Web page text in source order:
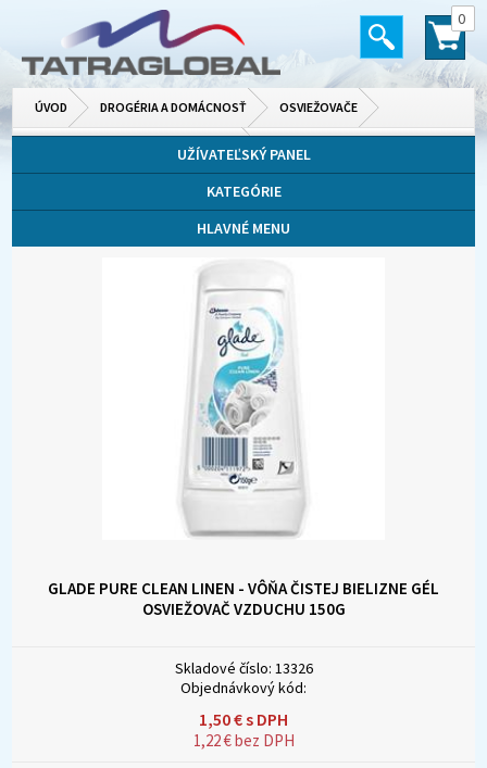
0
ÚVOD DROGÉRIA A DOMÁCNOSŤ OSVIEŽOVAČE
VANIČKY, DIZAJNOVÉ A DO VYSÁVAČAUŽÍVATEĽSKÝ PANEL
KATEGÓRIE
HLAVNÉ MENU
GLADE PURE CLEAN LINEN - VÔŇA ČISTEJ BIELIZNE GÉL
OSVIEŽOVAČ VZDUCHU 150G
Skladové číslo: 13326
Objednávkový kód:
1,50€s DPH
1,22€bez DPH